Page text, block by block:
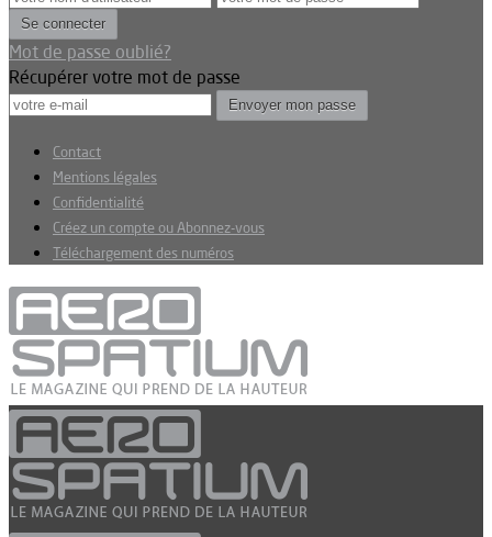
Mot de passe oublié?
Récupérer votre mot de passe
Contact
Mentions légales
Confidentialité
Créez un compte ou Abonnez-vous
Téléchargement des numéros